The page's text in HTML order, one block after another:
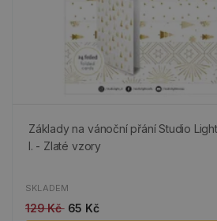
Základy na vánoční přání Studio
l. - Zlaté vzory
SKLADEM
129 Kč 65 Kč